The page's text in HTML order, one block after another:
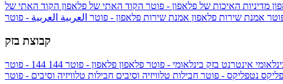
מדיניות האיכות של פלאפון - פוטר הקוד האתי של פלאפון הקוד האתי של
אמנת שירות פלאפון אמנת שירות פלאפון - פוטר العربية العربية - פוטר
קבוצת בזק
אינטרנט בזק בינלאומי - פוטר פלאפון פלאפון - פוטר 144
נטפליקס - פוטר חבילות טלוויזיה וסיבים חבילות טלוויזיה וסיבים - פוטר